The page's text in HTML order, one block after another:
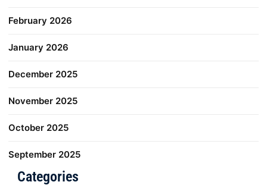
February 2026
January 2026
December 2025
November 2025
October 2025
September 2025
Categories